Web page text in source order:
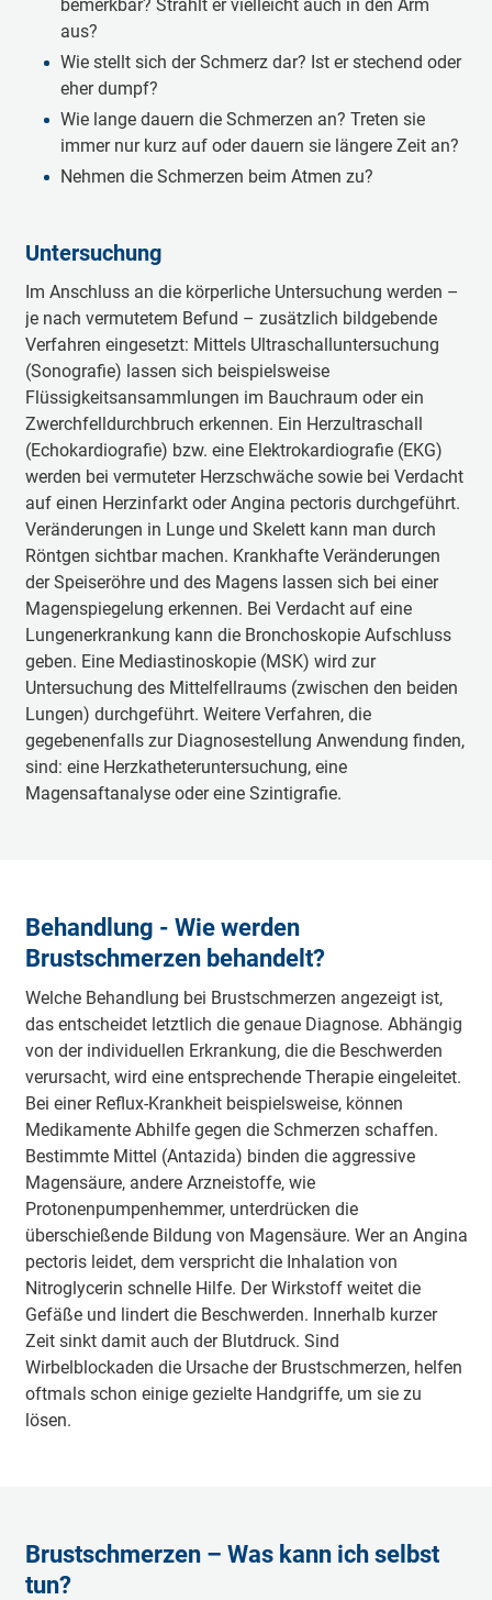
bemerkbar? Strahlt er vielleicht auch in den Arm
aus?
Wie stellt sich der Schmerz dar? Ist er stechend oder
eher dumpf?
Wie lange dauern die Schmerzen an? Treten sie
immer nur kurz auf oder dauern sie längere Zeit an?
Nehmen die Schmerzen beim Atmen zu?
Untersuchung
Im Anschluss an die körperliche Untersuchung werden –
je nach vermutetem Befund – zusätzlich bildgebende
Verfahren eingesetzt: Mittels Ultraschalluntersuchung
(Sonografie) lassen sich beispielsweise
Flüssigkeitsansammlungen im Bauchraum oder ein
Zwerchfelldurchbruch erkennen. Ein Herzultraschall
(Echokardiografie) bzw. eine Elektrokardiografie (EKG)
werden bei vermuteter Herzschwäche sowie bei Verdacht
auf einen Herzinfarkt oder Angina pectoris durchgeführt.
Veränderungen in Lunge und Skelett kann man durch
Röntgen sichtbar machen. Krankhafte Veränderungen
der Speiseröhre und des Magens lassen sich bei einer
Magenspiegelung erkennen. Bei Verdacht auf eine
Lungenerkrankung kann die Bronchoskopie Aufschluss
geben. Eine Mediastinoskopie (MSK) wird zur
Untersuchung des Mittelfellraums (zwischen den beiden
Lungen) durchgeführt. Weitere Verfahren, die
gegebenenfalls zur Diagnosestellung Anwendung finden,
sind: eine Herzkatheteruntersuchung, eine
Magensaftanalyse oder eine Szintigrafie.
Behandlung - Wie werden
Brustschmerzen behandelt?
Welche Behandlung bei Brustschmerzen angezeigt ist,
das entscheidet letztlich die genaue Diagnose. Abhängig
von der individuellen Erkrankung, die die Beschwerden
verursacht, wird eine entsprechende Therapie eingeleitet.
Bei einer Reflux-Krankheit beispielsweise, können
Medikamente Abhilfe gegen die Schmerzen schaffen.
Bestimmte Mittel (Antazida) binden die aggressive
Magensäure, andere Arzneistoffe, wie
Protonenpumpenhemmer, unterdrücken die
überschießende Bildung von Magensäure. Wer an Angina
pectoris leidet, dem verspricht die Inhalation von
Nitroglycerin schnelle Hilfe. Der Wirkstoff weitet die
Gefäße und lindert die Beschwerden. Innerhalb kurzer
Zeit sinkt damit auch der Blutdruck. Sind
Wirbelblockaden die Ursache der Brustschmerzen, helfen
oftmals schon einige gezielte Handgriffe, um sie zu
lösen.
Brustschmerzen – Was kann ich selbst
tun?